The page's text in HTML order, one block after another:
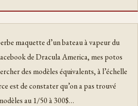
maquette d’un bateau à vapeur du
de Dracula America, mes potos
des modèles équivalents, à l’échelle
est de constater qu’on a pas trouvé
au 1/50 à 300$…